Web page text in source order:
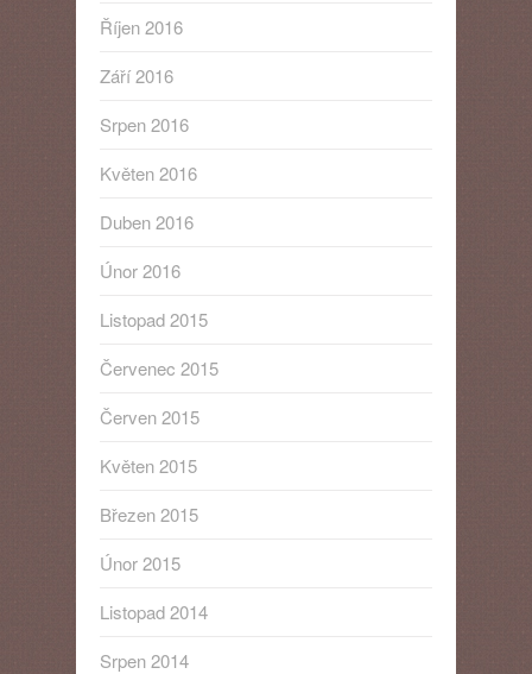
Říjen 2016
Září 2016
Srpen 2016
Květen 2016
Duben 2016
Únor 2016
Listopad 2015
Červenec 2015
Červen 2015
Květen 2015
Březen 2015
Únor 2015
Listopad 2014
Srpen 2014